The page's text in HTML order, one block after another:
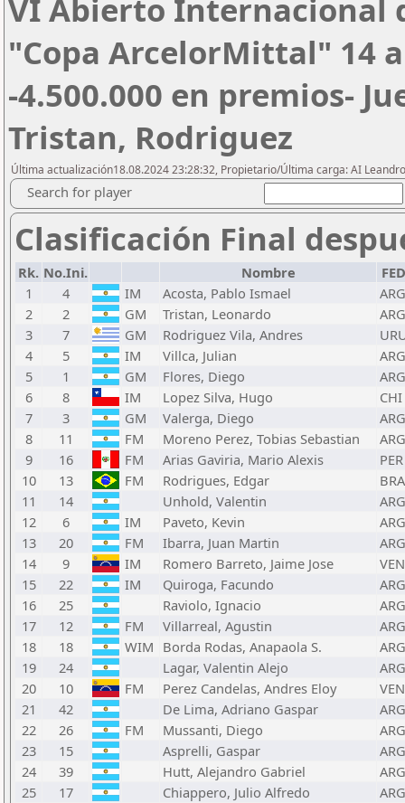
VI Abierto Internacional
"Copa ArcelorMittal" 14
-4.500.000 en premios-
Tristan, Rodriguez
Última actualización18.08.2024 23:28:32, Propietario/Última carga: AI
Search for player
Clasificación Final
Rk. No.Ini. Nombre
FED
1
4 IM Acosta, Pablo Ismael
ARG
2
2 GM Tristan, Leonardo
ARG
3
7 GM Rodriguez Vila, Andres
4
5 IM Villca, Julian
ARG
5
1 GM Flores, Diego
ARG
6
8 IM Lopez Silva, Hugo
CHI
7
3 GM Valerga, Diego
ARG
8
11 FM Moreno Perez, Tobias Sebastian
ARG
9
16 FM Arias Gaviria, Mario Alexis
PER
10
13 FM Rodrigues, Edgar
BRA
11
14 Unhold, Valentin
ARG
12
6 IM Paveto, Kevin
ARG
13
20 FM Ibarra, Juan Martin
ARG
14
9 IM Romero Barreto, Jaime Jose
VEN
15
22 IM Quiroga, Facundo
ARG
16
25 Raviolo, Ignacio
ARG
17
12 FM Villarreal, Agustin
ARG
18
18 WIM Borda Rodas, Anapaola S.
ARG
19
24 Lagar, Valentin Alejo
ARG
20
10 FM Perez Candelas, Andres Eloy
VEN
21
42 De Lima, Adriano Gaspar
ARG
22
26 FM Mussanti, Diego
ARG
23
15 Asprelli, Gaspar
ARG
24
39 Hutt, Alejandro Gabriel
ARG
25
17 Chiappero, Julio Alfredo
ARG